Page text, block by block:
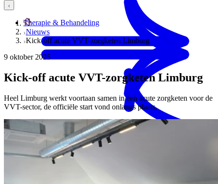
Dagbesteding
Therapie & Behandeling
MENS magazine
Nieuws
Kick-off acute VVT-zorgketen Limburg
9 oktober 2025
Kick-off acute VVT-zorgketen Limburg
Heel Limburg werkt voortaan samen in een acute zorgketen voor de
VVT-sector, de officiële start vond onlangs plaats.